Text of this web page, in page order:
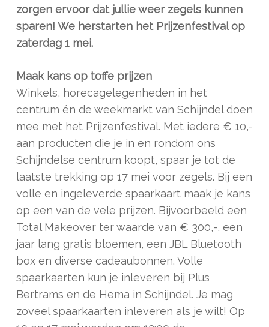
zorgen ervoor dat jullie weer zegels kunnen
sparen! We herstarten het Prijzenfestival op
zaterdag 1 mei.
Maak kans op toffe prijzen
Winkels, horecagelegenheden in het
centrum én de weekmarkt van Schijndel doen
mee met het Prijzenfestival. Met iedere € 10,-
aan producten die je in en rondom ons
Schijndelse centrum koopt, spaar je tot de
laatste trekking op 17 mei voor zegels. Bij een
volle en ingeleverde spaarkaart maak je kans
op een van de vele prijzen. Bijvoorbeeld een
Total Makeover ter waarde van € 300,-, een
jaar lang gratis bloemen, een JBL Bluetooth
box en diverse cadeaubonnen. Volle
spaarkaarten kun je inleveren bij Plus
Bertrams en de Hema in Schijndel. Je mag
zoveel spaarkaarten inleveren als je wilt! Op